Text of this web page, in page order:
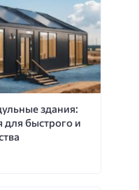
здания:
быстрого и